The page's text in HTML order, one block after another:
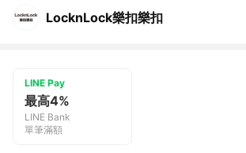
LocknLock樂扣樂扣
LINE Pay
最高4%
LINE Bank
單筆滿額